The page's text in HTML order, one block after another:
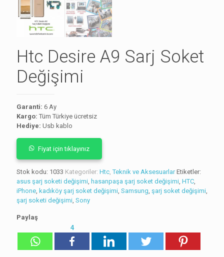
Htc Desire A9 Sarj Soket
Değişimi
Garanti: 6 Ay
Kargo: Tüm Türkiye ücretsiz
Hediye: Usb kablo
Fiyat için tıklayınız
Stok kodu: 1033 Kategoriler: Htc ,Teknik ve Aksesuarlar Etiketler:
asus şarj soketi değişimi hasanpaşa şarj soket değişimi HTC
iPhone kadıköy şarj soket değişimi Samsung şarj soket değişimi
şarj soketi değişimi Sony
Paylaş
4